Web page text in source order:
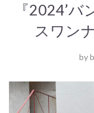
『2024’
スワン
by